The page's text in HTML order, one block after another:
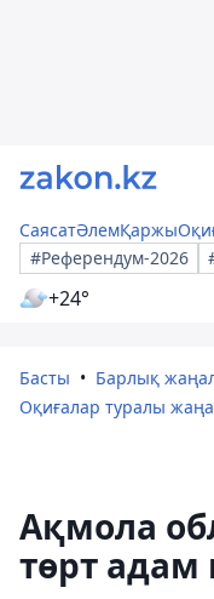
СаясатӘлемҚаржы
#Референдум-2026
+24°
Басты
Барлық
Оқиғалар туралы
Ақмола
төрт